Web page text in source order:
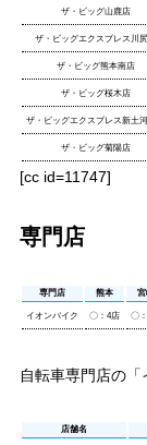
ザ・ビッグ山鹿店
ザ・ビッグエクスプレス川
ザ・ビッグ熊本南店
ザ・ビッグ桜木店
ザ・ビッグエクスプレス新土
ザ・ビッグ菊陽店
[cc id=11747]
専門店
専門店 熊本 宮
イオンバイク 〇：4店 〇
自転車専門店の「
店舗名